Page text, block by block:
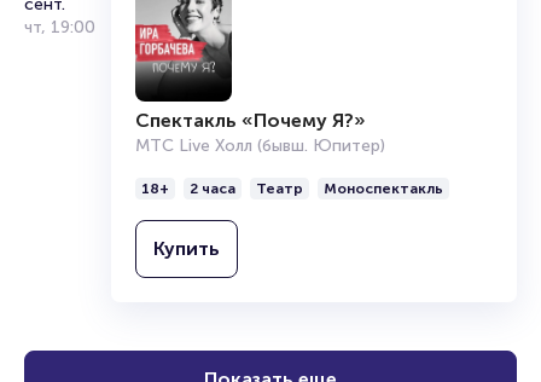
чт, 19:00
Спектакль «Почему Я?»
МТС Live Холл (бывш. Юпитер)
18+ 2 часа Театр Моноспектакль
Купить